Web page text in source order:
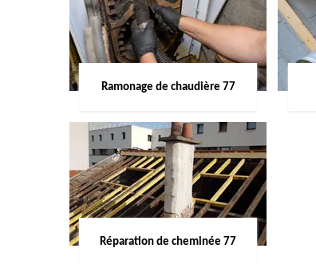
Ramonage de chaudière 77
Réparation de cheminée 77